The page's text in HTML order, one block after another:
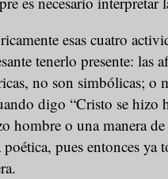
esas cuatro
tenerlo presente: las
no son simbólicas; o
digo “Cristo se hizo
hombre o una manera
poética, pues entonces